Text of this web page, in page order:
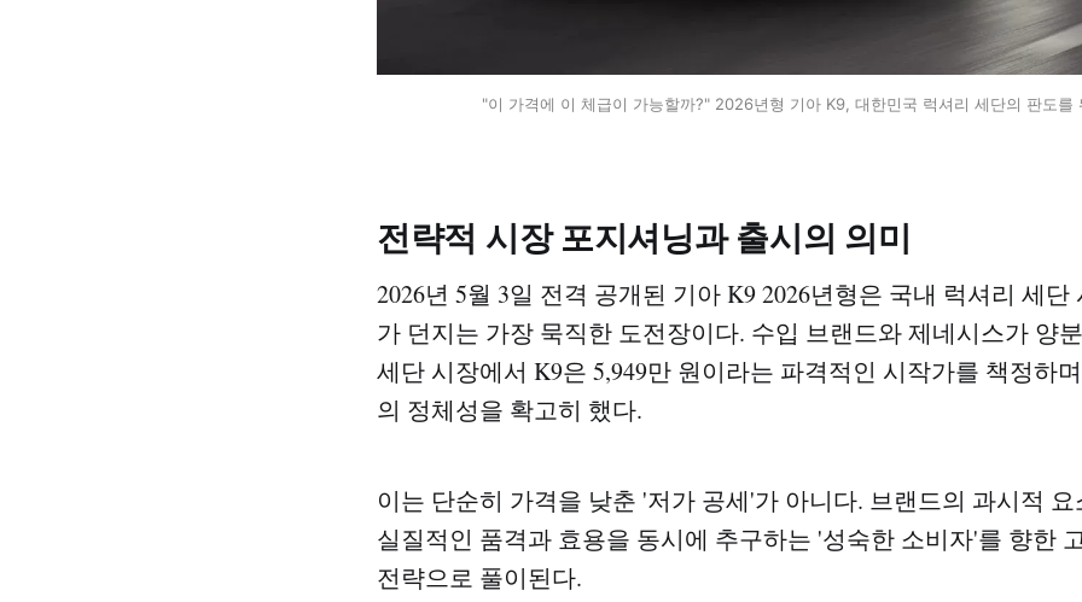
"이 가격에 이 체급이 가능할까?" 2026년형 기아 K9, 대한민국 럭셔리 세단의 판도를
전략적 시장 포지셔닝과 출시의 의미
2026년 5월 3일 전격 공개된 기아 K9 2026년형은 국내 럭셔리 세단
가 던지는 가장 묵직한 도전장이다. 수입 브랜드와 제네시스가 양
세단 시장에서 K9은 5,949만 원이라는 파격적인 시작가를 책정하
의 정체성을 확고히 했다.
이는 단순히 가격을 낮춘 '저가 공세'가 아니다. 브랜드의 과시적
실질적인 품격과 효용을 동시에 추구하는 '성숙한 소비자'를 향한
전략으로 풀이된다.